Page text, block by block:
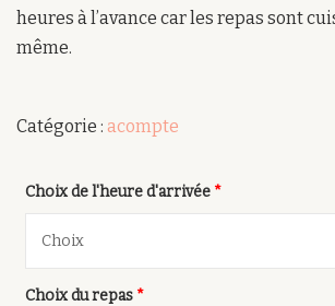
heures à l’avance car les repas sont
même.
Catégorie : acompte
Choix de l'heure d'arrivée *
Choix du repas *